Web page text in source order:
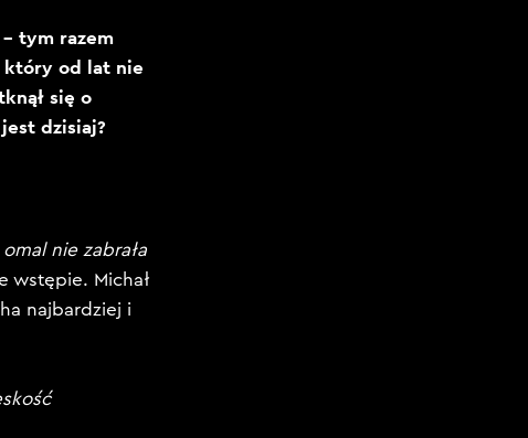
tym razem
który od lat nie
się o
dzisiaj?
nie zabrała
wstępie. Michał
najbardziej i